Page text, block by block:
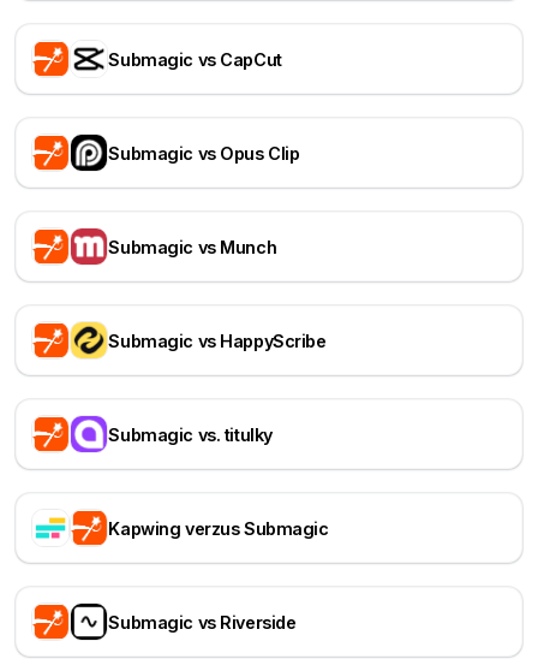
Submagic vs CapCut
Submagic vs Opus Clip
Submagic vs Munch
Submagic vs HappyScribe
Submagic vs. titulky
Kapwing verzus Submagic
Submagic vs Riverside